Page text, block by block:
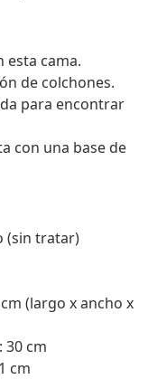
esta cama.
de colchones.
para encontrar
con una base de
(sin tratar)
(largo x ancho x
30 cm
cm